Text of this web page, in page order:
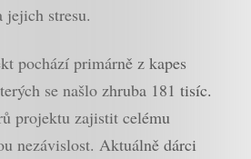
jejich stresu.
pochází primárně z kapes
se našlo zhruba 181 tisíc.
projektu zajistit celému
nezávislost. Aktuálně dárci